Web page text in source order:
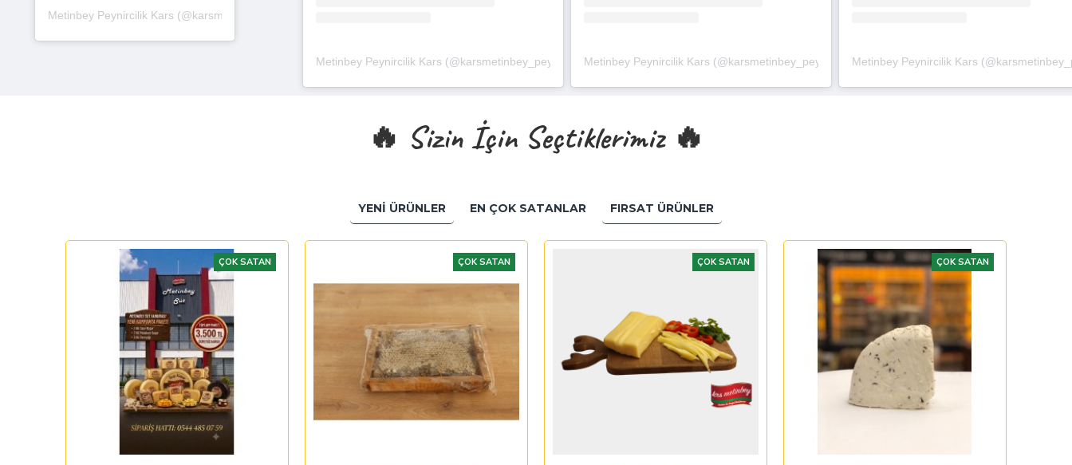
Metinbey Peynircilik Kars (@karsmetinbey_peynircilik)'in paylaştığı bir gönderi
Metinbey Peynircilik Kars (@karsmetinbey_peynircilik)'in paylaştığı bir gönderiMetinbey Peynircilik Kars (@karsmetinbey_peynircilik)'in paylaştığı bir gönderi
Metinbey Peynircilik Kars
🔥 Sizin İçin Seçtiklerimiz 🔥
YENI ÜRÜNLER EN ÇOK SATANLAR FIRSAT ÜRÜNLER
ÇOK SATAN ÇOK SATAN ÇOK SATAN ÇOK SATAN